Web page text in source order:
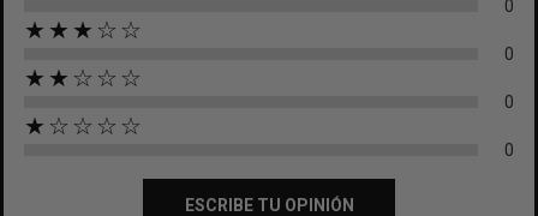
0
★★★☆☆
0
★★☆☆☆
0
★☆☆☆☆
0
ESCRIBE TU OPINIÓN